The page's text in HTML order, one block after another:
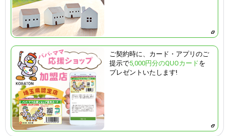
ご契約時に、カード・アプリのご
提示で5,000円分のQUOカードを
プレゼントいたします!